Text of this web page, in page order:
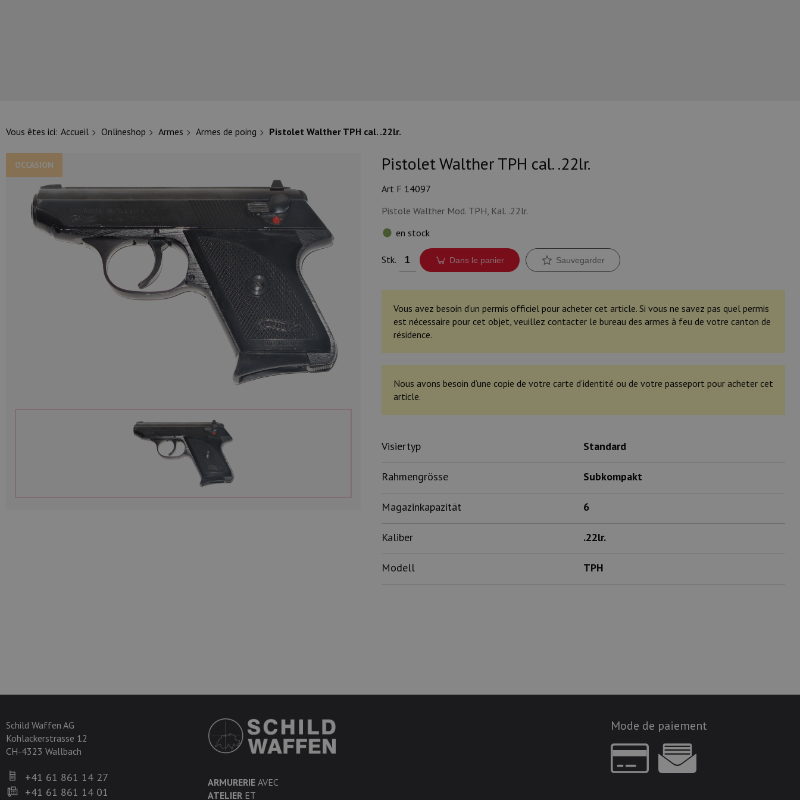
Vous êtes ici: Accueil Onlineshop Armes Armes de poing Pistolet Walther TPH cal. .22lr.
OCCASION Pistolet Walther TPH cal. .22lr.
Art F 14097
Pistole Walther Mod. TPH, Kal. .22lr.
en stock
Stk. Dans le panier Sauvegarder
Vous avez besoin d’un permis officiel pour acheter cet article. Si vous ne savez pas quel permis
est nécessaire pour cet objet, veuillez contacter le bureau des armes à feu de votre canton de
résidence.
Nous avons besoin d’une copie de votre carte d’identité ou de votre passeport pour acheter cet
article.
Visiertyp Standard
Rahmengrösse Subkompakt
Magazinkapazität 6
Kaliber .22lr.
Modell TPH
Schild Waffen AG
Kohlackerstrasse 12
CH-4323 Wallbach
+41 61 861 14 27
+41 61 861 14 01
ARMURERIE AVEC
ATELIER ET
Mode de paiement
NOS CATÉGORIES PRINCIPALES